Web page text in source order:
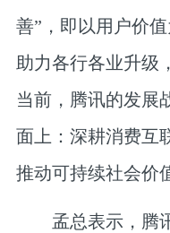
善”，即以用户价
助力各行各业升级
当前，腾讯的发展
面上：深耕消费互
推动可持续社会价
孟总表示，腾讯